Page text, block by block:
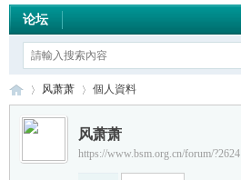
论坛
›
风萧萧 個人資料
风萧萧
https://www.bsm.org.cn/forum/?2624